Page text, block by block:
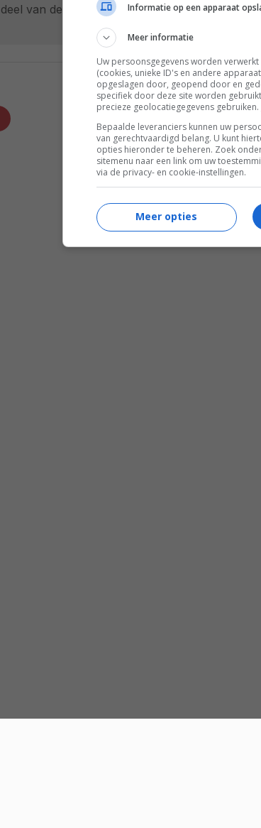
van de aarde verwoest werd in een...
Informatie op een apparaat
Meer informatie
Uw persoonsgegevens worden
(cookies, unieke ID's en andere
opgeslagen door, geopend door en
specifiek door deze site worden
precieze geolocatiegegevens gebruiken.
Bepaalde leveranciers kunnen uw
van gerechtvaardigd belang. U kunt
opties hieronder te beheren. Zoek
sitemenu naar een link om uw
via de privacy- en cookie-instellingen.
Meer opties